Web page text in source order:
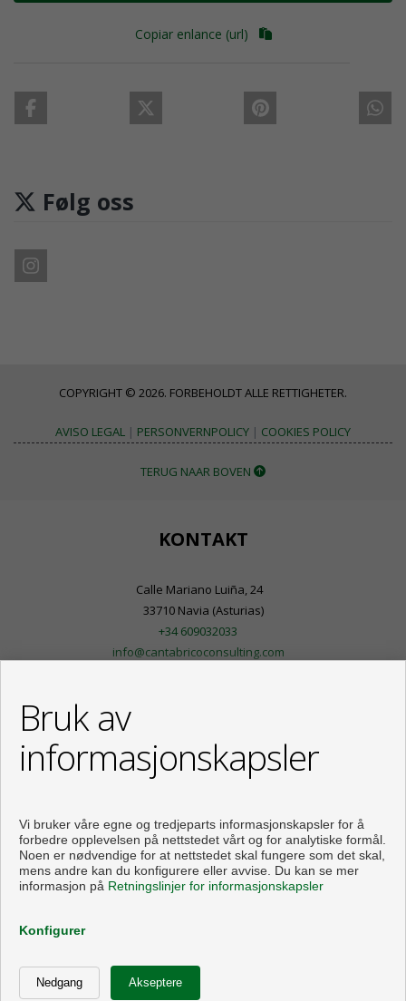
Copiar enlance (url)
Følg oss
COPYRIGHT © 2026. FORBEHOLDT ALLE RETTIGHETER.
AVISO LEGAL | PERSONVERNPOLICY | COOKIES POLICY
TERUG NAAR BOVEN
KONTAKT
Calle Mariano Luiña, 24
33710 Navia (Asturias)
+34 609032033
info@cantabricoconsulting.com
Flats and houses for sale in Navia
Utviklet av
Bruk av
informasjonskapsler
Vi bruker våre egne og tredjeparts informasjonskapsler for å
forbedre opplevelsen på nettstedet vårt og for analytiske formål.
Noen er nødvendige for at nettstedet skal fungere som det skal,
mens andre kan du konfigurere eller avvise. Du kan se mer
informasjon på Retningslinjer for informasjonskapsler
Konfigurer